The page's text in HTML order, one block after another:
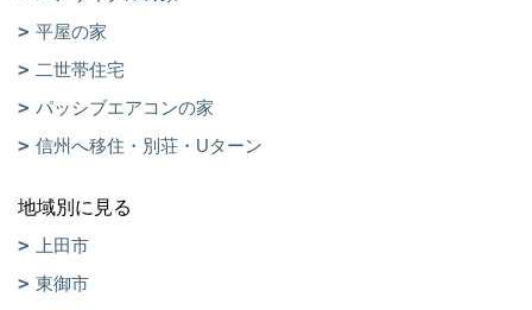
平屋の家
二世帯住宅
パッシブエアコンの家
信州へ移住・別荘・Uターン
地域別に見る
上田市
東御市